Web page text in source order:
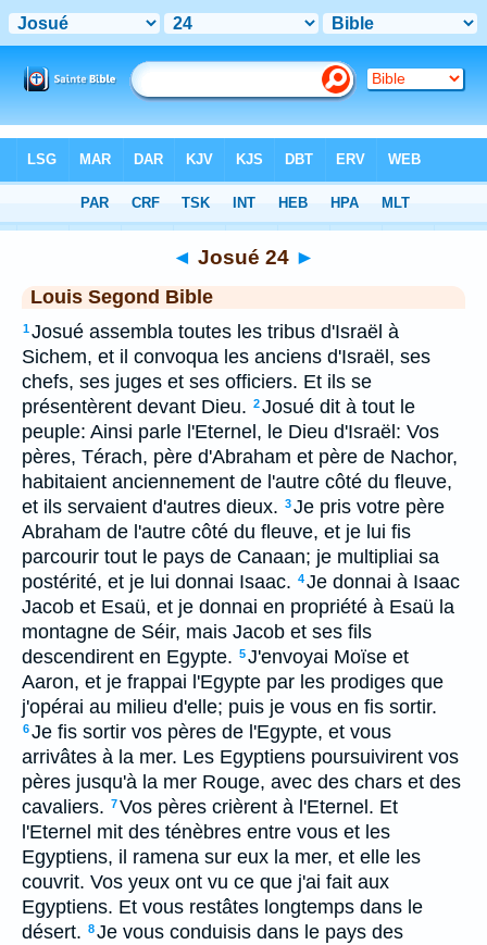
> Josué 24
◄ Josué 24 ►
Louis Segond Bible
1Josué assembla toutes les tribus d'Israël à
Sichem, et il convoqua les anciens d'Israël, ses
chefs, ses juges et ses officiers. Et ils se
présentèrent devant Dieu. 2Josué dit à tout le
peuple: Ainsi parle l'Eternel, le Dieu d'Israël: Vos
pères, Térach, père d'Abraham et père de Nachor,
habitaient anciennement de l'autre côté du fleuve,
et ils servaient d'autres dieux. 3Je pris votre père
Abraham de l'autre côté du fleuve, et je lui fis
parcourir tout le pays de Canaan; je multipliai sa
postérité, et je lui donnai Isaac. 4Je donnai à Isaac
Jacob et Esaü, et je donnai en propriété à Esaü la
montagne de Séir, mais Jacob et ses fils
descendirent en Egypte. 5J'envoyai Moïse et
Aaron, et je frappai l'Egypte par les prodiges que
j'opérai au milieu d'elle; puis je vous en fis sortir.
6Je fis sortir vos pères de l'Egypte, et vous
arrivâtes à la mer. Les Egyptiens poursuivirent vos
pères jusqu'à la mer Rouge, avec des chars et des
cavaliers. 7Vos pères crièrent à l'Eternel. Et
l'Eternel mit des ténèbres entre vous et les
Egyptiens, il ramena sur eux la mer, et elle les
couvrit. Vos yeux ont vu ce que j'ai fait aux
Egyptiens. Et vous restâtes longtemps dans le
désert. 8Je vous conduisis dans le pays des